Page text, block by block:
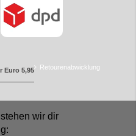
Euro 5,95 Retourenabwicklung
wir dir